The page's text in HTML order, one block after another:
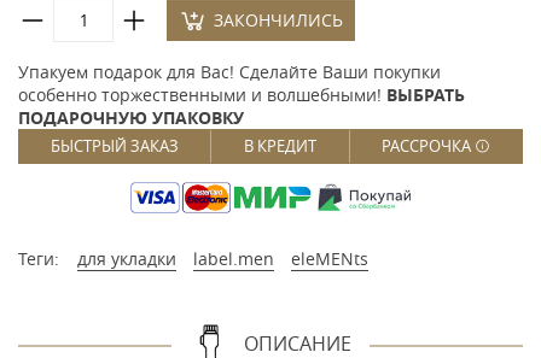
ЗАКОНЧИЛИСЬ
Упакуем подарок для Вас! Сделайте Ваши покупки
особенно торжественными и волшебными! ВЫБРАТЬ
ПОДАРОЧНУЮ УПАКОВКУ
БЫСТРЫЙ ЗАКАЗ В КРЕДИТ РАССРОЧКА
Теги: для укладки label.men eleMENts
ОПИСАНИЕ